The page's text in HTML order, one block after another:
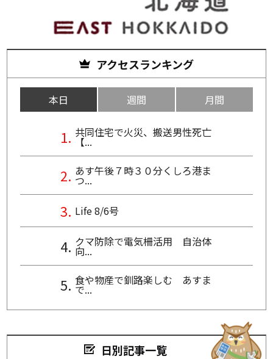
アクセスランキング
本日 週間 月間
共同住宅で火災、搬送男性死亡
【...
あす午後７時３０分くしろ港ま
つ...
Life 8/6号
クマ防除で電気柵活用 自治体
向...
食や物産で釧路楽しむ あすま
で...
日別記事一覧